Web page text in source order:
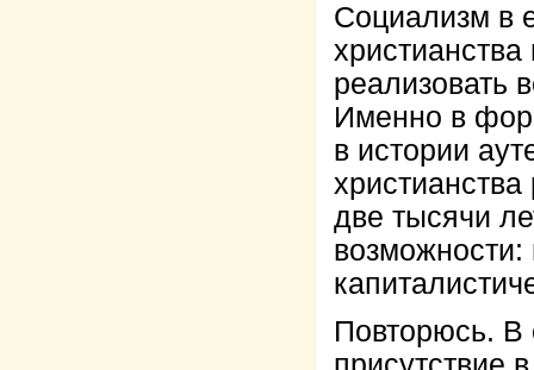
Социализм в
реализовать
Именно в
в истории
две тысячи
Повторюсь. В